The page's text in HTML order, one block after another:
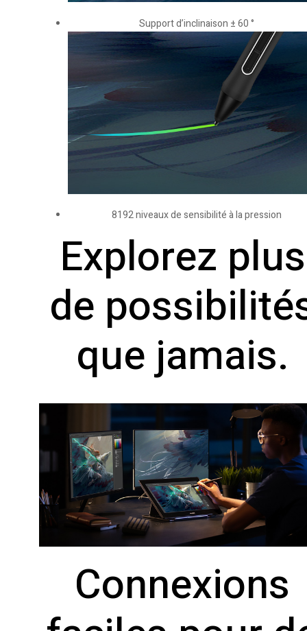
Support d’inclinaison ± 60 °
8192 niveaux de sensibilité à la pression
Explorez plus
de
que jamais.
Connexions